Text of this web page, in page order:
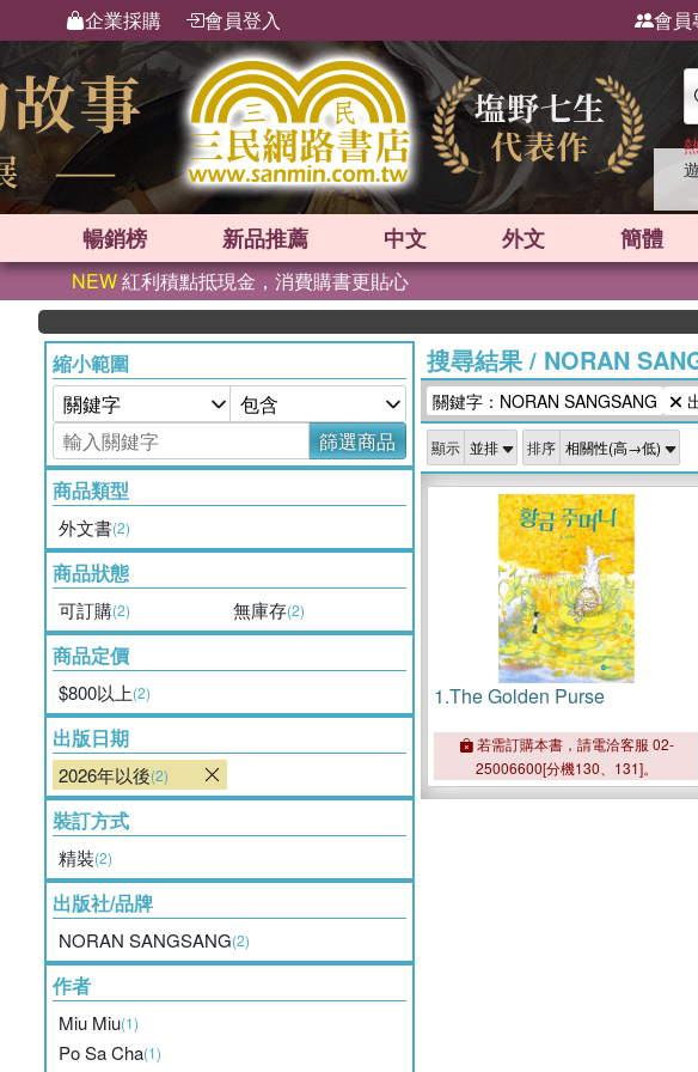
企業採購 會員登入 會員
暢銷榜 新品推薦 中文 外文 簡體
NEW紅利積點抵現金，消費購書更貼心
縮小範圍
篩選商品
商品類型
外文書(2)
商品狀態
可訂購(2) 無庫存(2)
商品定價
$800以上(2)
出版日期
2026年以後(2)
裝訂方式
精裝(2)
出版社/品牌
NORAN SANGSANG(2)
作者
Miu Miu(1)
Po Sa Cha(1)
搜尋結果/ NORAN
關鍵字：NORAN SANGSANG
顯示 排序
1.The Golden Purse
若需訂購本書，請電洽客服 02-
25006600[分機130、131]。